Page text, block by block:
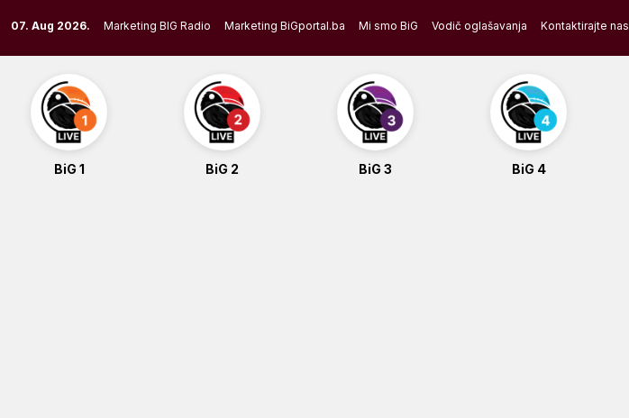
to
content
07. Aug 2026. Marketing BIG Radio Marketing BiGportal.ba Mi smo BiG Vodič oglašavanja Kontaktirajte nas
BiG 1 BiG 2 BiG 3 BiG 4